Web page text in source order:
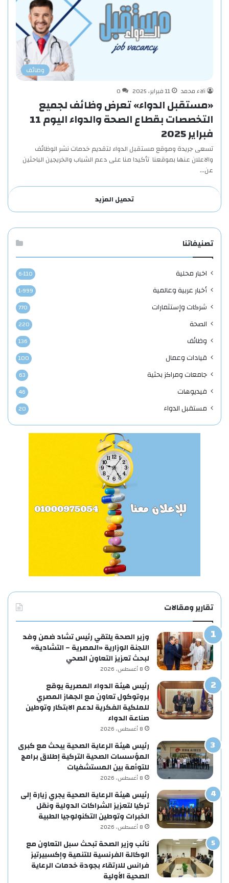
وظائف
آلاء محمد
11 فبراير، 2025 0
«مستقبل الدواء» تعرض وظائف لجميع
التخصصات بقطاع الصحة والدواء اليوم 11
فبراير 2025
تسعى جريدة وموقع مستقبل الدواء لتقديم خدمات نشر الوظائف
والاعلان عنها بموقعنا تأكيدا منا على دعم الشباب والخريجين الباحثين
عن…
تحميل المزيد
تصنيفاتنا
اخبار محلية 6٬110
أخبار عربية وعالمية 1٬999
شركات وإستثمارات 770
الصحة 220
وظائف 136
قيادات وعمال 100
جامعات ومراكز بحثية 63
فيديوهات 46
مستقبل الدواء 20
تقارير ومقالات
وزير الصحة يلتقي رئيس تشاد ضمن وفد
اللجنة الوزارية «المصرية – التشادية»
لبحث تعزيز التعاون الصحي
8 أغسطس، 2026
رئيس هيئة الدواء المصرية يوقع
بروتوكول تعاون مع الجهاز المصري
للملكية الفكرية لدعم الابتكار وتوطين
صناعة الدواء
8 أغسطس، 2026
رئيس هيئة الرعاية الصحية يبحث مع كبرى
المؤسسات الصحية التركية إطلاق برامج
للتوأمة بين المستشفيات
8 أغسطس، 2026
رئيس هيئة الرعاية الصحية يجري زيارة إلى
تركيا لتعزيز الشراكات الدولية ونقل
الخبرات وتوطين التكنولوجيا الطبية
8 أغسطس، 2026
نائب وزير الصحة تبحث سبل التعاون مع
الوكالة الفرنسية للتنمية وإكسبيرتيز
فرانس للارتقاء بجودة خدمات الرعاية
الصحية الأولية